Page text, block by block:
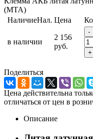
(MTA)
НаличиеНал. Цена
в наличии
2 156
руб.
-
+
Поделиться
Цена действительна
отличаться от цен в
Описание